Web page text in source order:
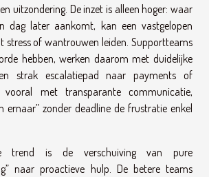
uitzondering. De inzet is alleen hoger: waar
dag later aankomt, kan een vastgelopen
stress of wantrouwen leiden. Supportteams
hebben, werken daarom met duidelijke
strak escalatiepad naar payments of
vooral met transparante communicatie,
ernaar” zonder deadline de frustratie enkel
trend is de verschuiving van pure
naar proactieve hulp. De betere teams